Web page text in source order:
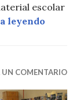
escolar
leyendo
UN COMENTARIO